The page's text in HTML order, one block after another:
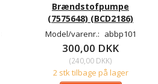
Brændstofpumpe
(7575648) (BCD2186)
Model/varenr.: abbp101
300,00 DKK
(240,00 DKK)
2 stk tilbage på lager